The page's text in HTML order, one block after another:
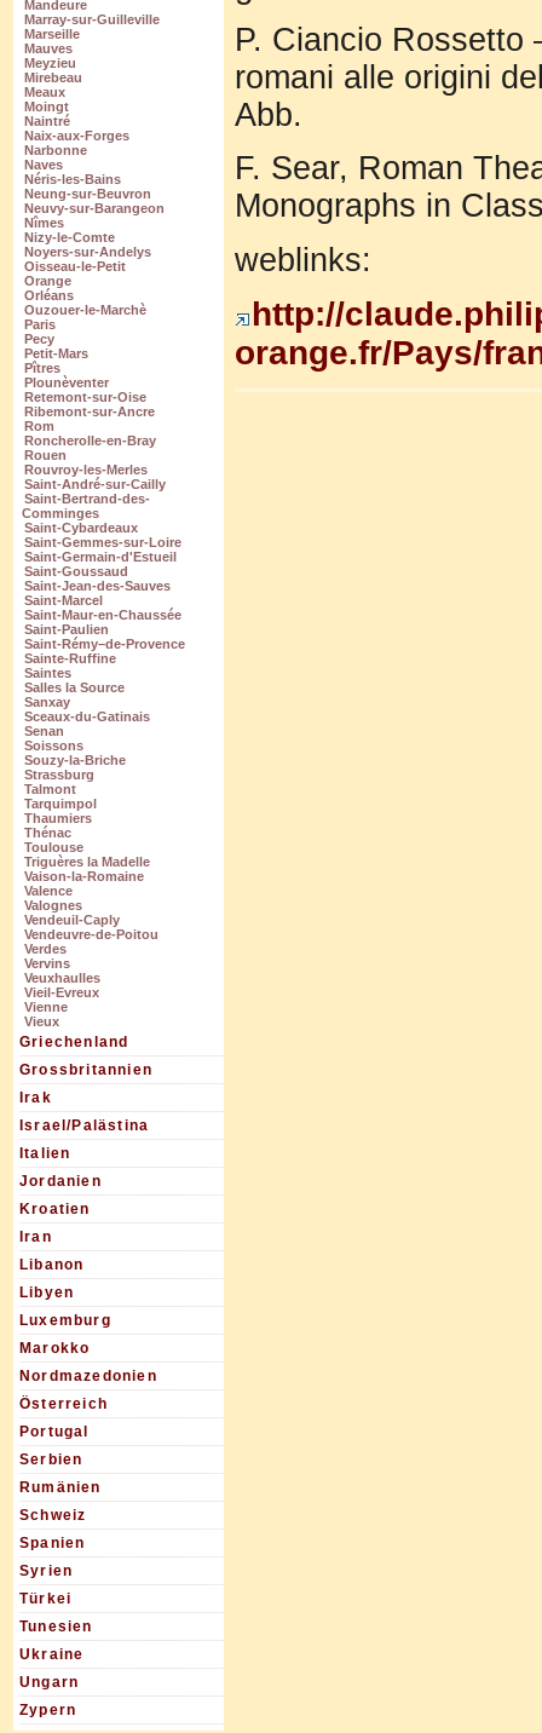
Mandeure
Marray-sur-Guilleville
Marseille
Mauves
Meyzieu
Mirebeau
Meaux
Moingt
Naintré
Naix-aux-Forges
Narbonne
Naves
Néris-les-Bains
Neung-sur-Beuvron
Neuvy-sur-Barangeon
Nîmes
Nizy-le-Comte
Noyers-sur-Andelys
Oisseau-le-Petit
Orange
Orléans
Ouzouer-le-Marchè
Paris
Pecy
Petit-Mars
Pîtres
Plounèventer
Retemont-sur-Oise
Ribemont-sur-Ancre
Rom
Roncherolle-en-Bray
Rouen
Rouvroy-les-Merles
Saint-André-sur-Cailly
Saint-Bertrand-des-
Comminges
Saint-Cybardeaux
Saint-Gemmes-sur-Loire
Saint-Germain-d'Estueil
Saint-Goussaud
Saint-Jean-des-Sauves
Saint-Marcel
Saint-Maur-en-Chaussée
Saint-Paulien
Saint-Rémy–de-Provence
Sainte-Ruffine
Saintes
Salles la Source
Sanxay
Sceaux-du-Gatinais
Senan
Soissons
Souzy-la-Briche
Strassburg
Talmont
Tarquimpol
Thaumiers
Thénac
Toulouse
Triguères la Madelle
Vaison-la-Romaine
Valence
Valognes
Vendeuil-Caply
Vendeuvre-de-Poitou
Verdes
Vervins
Veuxhaulles
Vieil-Evreux
Vienne
Vieux
Griechenland
Grossbritannien
Irak
Israel/Palästina
Italien
Jordanien
Kroatien
Iran
Libanon
Libyen
Luxemburg
Marokko
Nordmazedonien
Österreich
Portugal
Serbien
Rumänien
Schweiz
Spanien
Syrien
Türkei
Tunesien
Ukraine
Ungarn
Zypern
P. Ciancio Rossetto
romani alle origini
Abb.
F. Sear, Roman
Monographs in
weblinks:
http://
orange.fr/Pays/